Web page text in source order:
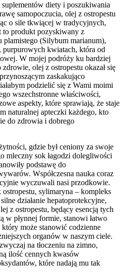
diety i poszukiwania
samopoczucia, olej z ostropestu
o sile tkwiącej w tradycyjnych,
to produkt pozyskiwany z
plamistego (Silybum marianum),
kwiatach, która od
W mojej podróży ku bardziej
olej z ostropestu okazał się
zaskakująco
podzielić się z Wami moimi
wszechstronne właściwości,
aspekty, które sprawiają, że staje
naturalnej apteczki każdego, kto
do zdrowia i dobrego
gdzie był ceniony za swoje
mleczny sok łagodzi dolegliwości
podstawę do
Współczesna nauka coraz
wyczuwali nasi przodkowie.
sylimaryna – kompleks
działanie hepatoprotekcyjne,
z ostropestu, będący esencją tych
w płynnej formie, stanowi łatwo
może stanowić codzienne
organów w naszym ciele.
na tłoczeniu na zimno,
ilość cennych kwasów
które nadają mu tak